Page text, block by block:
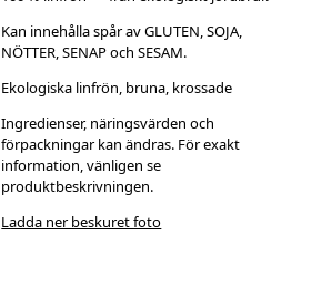
Kan innehålla spår av GLUTEN, SOJA,
NÖTTER, SENAP och SESAM.
Ekologiska linfrön, bruna, krossade
Ingredienser, näringsvärden och
förpackningar kan ändras. För exakt
information, vänligen se
produktbeskrivningen.
Ladda ner beskuret foto